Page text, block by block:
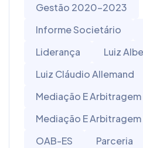
Gestão 2020-2023
Informe Societário
Liderança
Luiz
Luiz Cláudio Allemand
Mediação E Arbitragem
Mediação E
OAB-ES
Parceria